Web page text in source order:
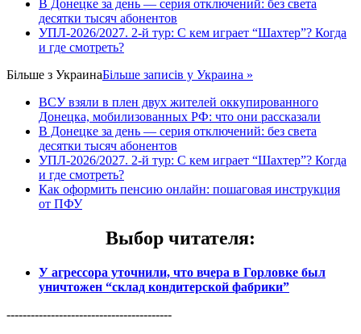
В Донецке за день — серия отключений: без света
десятки тысяч абонентов
УПЛ-2026/2027. 2-й тур: С кем играет “Шахтер”? Когда
и где смотреть?
Більше з УкраинаБільше записів у Украина »
ВСУ взяли в плен двух жителей оккупированного
Донецка, мобилизованных РФ: что они рассказали
В Донецке за день — серия отключений: без света
десятки тысяч абонентов
УПЛ-2026/2027. 2-й тур: С кем играет “Шахтер”? Когда
и где смотреть?
Как оформить пенсию онлайн: пошаговая инструкция
от ПФУ
Выбор читателя:
У агрессора уточнили, что вчера в Горловке был
уничтожен “склад кондитерской фабрики”
-----------------------------------------